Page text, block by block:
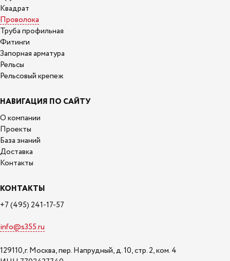
Квадрат
Проволока
Труба профильная
Фитинги
Запорная арматура
Рельсы
Рельсовый крепеж
НАВИГАЦИЯ ПО САЙТУ
О компании
Проекты
База знаний
Доставка
Контакты
КОНТАКТЫ
+7 (495) 241-17-57
info@s355.ru
129110,г. Москва, пер. Напрудный, д. 10, стр. 2, ком. 4